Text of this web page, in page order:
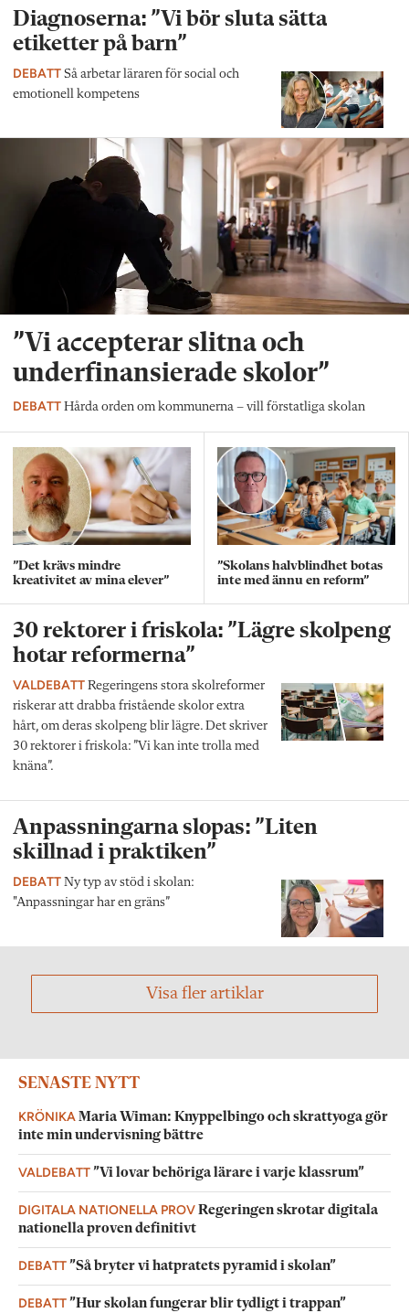
Diagnoserna: ”Vi bör sluta sätta
etiketter på barn”
DEBATT Så arbetar läraren för social och
emotionell kompetens
”Vi accepterar slitna och
underfinansierade skolor”
DEBATT Hårda orden om kommunerna – vill förstatliga skolan
”Det krävs mindre
kreativitet av mina elever”
”Skolans halvblindhet botas
inte med ännu en reform”
30 rektorer i friskola: ”Lägre skolpeng
hotar reformerna”
VALDEBATT Regeringens stora skolreformer
riskerar att drabba fristående skolor extra
hårt, om deras skolpeng blir lägre. Det skriver
30 rektorer i friskola: ”Vi kan inte trolla med
knäna”.
Anpassningarna slopas: ”Liten
skillnad i praktiken”
DEBATT Ny typ av stöd i skolan:
"Anpassningar har en gräns”
Visa fler artiklar
SENASTE NYTT
KRÖNIKA Maria Wiman: Knyppelbingo och skrattyoga gör
inte min undervisning bättre
VALDEBATT”Vi lovar behöriga lärare i varje klassrum”
DIGITALA NATIONELLA PROVRegeringen skrotar digitala
nationella proven definitivt
DEBATT”Så bryter vi hatpratets pyramid i skolan”
DEBATT”Hur skolan fungerar blir tydligt i trappan”